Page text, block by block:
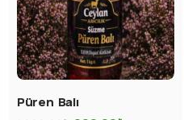
Püren Balı